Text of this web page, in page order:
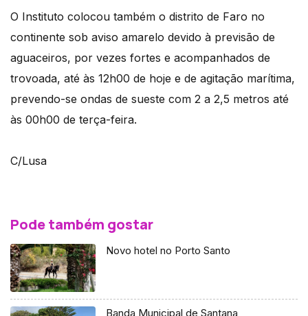
O Instituto colocou também o distrito de Faro no
continente sob aviso amarelo devido à previsão de
aguaceiros, por vezes fortes e acompanhados de
trovoada, até às 12h00 de hoje e de agitação marítima,
prevendo-se ondas de sueste com 2 a 2,5 metros até
às 00h00 de terça-feira.
C/Lusa
Pode também gostar
Novo hotel no Porto Santo
Banda Municipal de Santana